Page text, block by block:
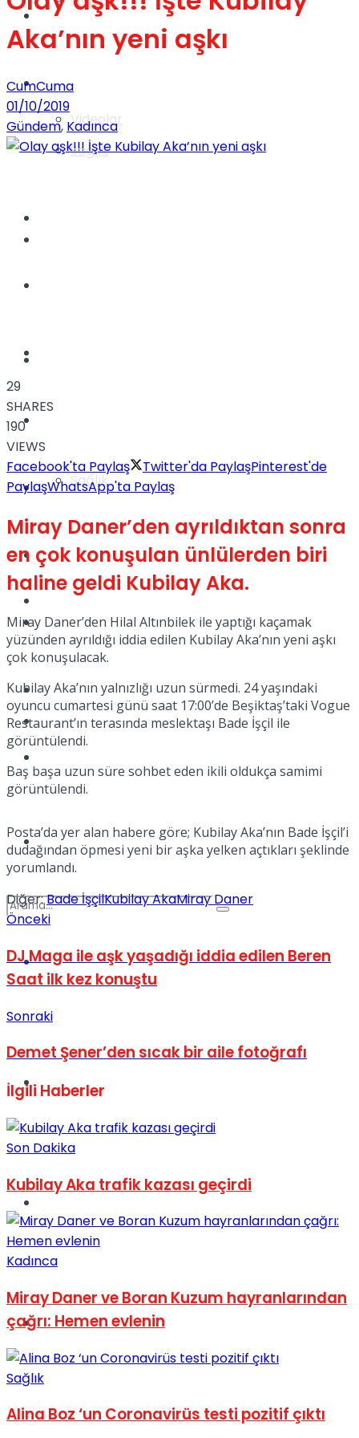
Videolar
Sağlık
Kadınca
Dünya
Türkiye
Müzik
Tatil
Gündem
Yaşam
Sağlık
Müzik
Sinema
Tatil
Spor
No Result
Aka’nın yeni aşkı
CumCuma
01/10/2019
Gündem, Kadınca
29
SHARES
190
VIEWS
Facebook'ta Paylaş
Twitter'da PaylaşPinterest'de
PaylaşWhatsApp'ta Paylaş
Miray Daner’den ayrıldıktan sonra
en çok konuşulan ünlülerden biri
haline geldi Kubilay Aka.
Miray Daner’den Hilal Altınbilek ile yaptığı kaçamak
yüzünden ayrıldığı iddia edilen Kubilay Aka’nın yeni aşkı
çok konuşulacak.
Kubilay Aka’nın yalnızlığı uzun sürmedi. 24 yaşındaki
oyuncu cumartesi günü saat 17:00’de Beşiktaş’taki Vogue
Restaurant’ın terasında meslektaşı Bade İşçil ile
görüntülendi.
Baş başa uzun süre sohbet eden ikili oldukça samimi
görüntülendi.
Posta’da yer alan habere göre; Kubilay Aka’nın Bade İşçil’i
dudağından öpmesi yeni bir aşka yelken açtıkları şeklinde
yorumlandı.
Diğer:Bade İşçilKubilay AkaMiray Daner
Önceki
DJ Maga ile aşk yaşadığı iddia edilen Beren
Saat ilk kez konuştu
Sonraki
Demet Şener’den sıcak bir aile fotoğrafı
İlgili Haberler
Son Dakika
Kubilay Aka trafik kazası geçirdi
Kadınca
Miray Daner ve Boran Kuzum hayranlarından
çağrı: Hemen evlenin
Sağlık
Alina Boz ‘un Coronavirüs testi pozitif çıktı